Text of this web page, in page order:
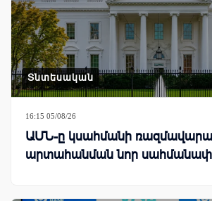
Տնտեսական
16:15 05/08/26
ԱՄՆ-ը կսահմանի
արտահանման նոր